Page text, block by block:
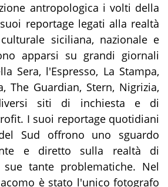
antropologica i volti della
reportage legati alla realtà
siciliana, nazionale e
apparsi su grandi giornali
Sera, l'Espresso, La Stampa,
The Guardian, Stern, Nigrizia,
siti di inchiesta e di
I suoi reportage quotidiani
Sud offrono uno sguardo
e diretto sulla realtà di
tante problematiche. Nel
è stato l'unico fotografo